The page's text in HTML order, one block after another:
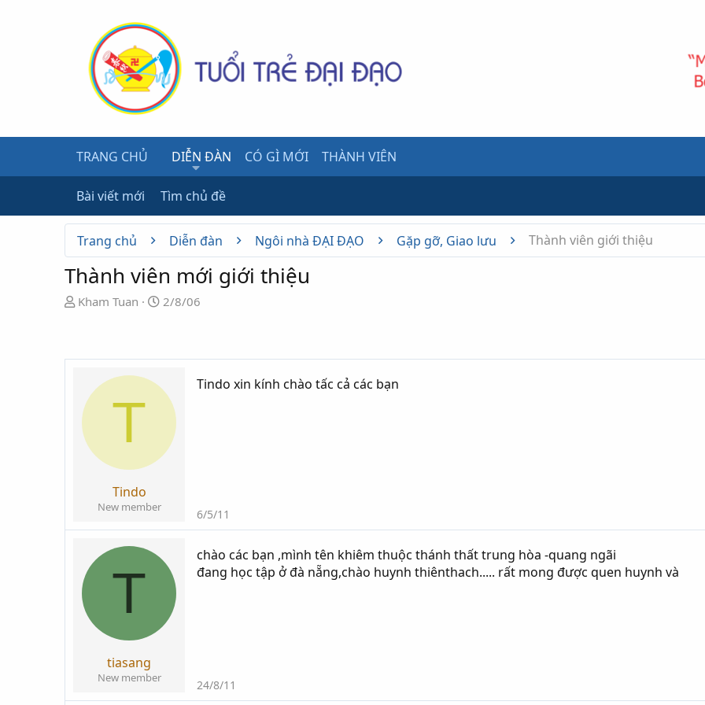
TRANG CHỦ DIỄN ĐÀN CÓ GÌ MỚI THÀNH VIÊN
Bài viết mới Tìm chủ đề
Trang chủ Diễn đàn Ngôi nhà ĐẠI ĐẠO Gặp gỡ, Giao lưu Thành viên giới thiệu
Thành viên mới giới thiệu
N
ở
Kham Tuan
N
2/8/06
T
Tindo
New member
Tindo xin kính chào tấc cả các bạn
6/5/11
T
tiasang
New member
chào các bạn ,mình tên khiêm thuộc thánh thất trung hòa -quang ngãi
đang học tập ở đà nẵng,chào huynh thiênthach..... rất mong được quen huynh và
24/8/11